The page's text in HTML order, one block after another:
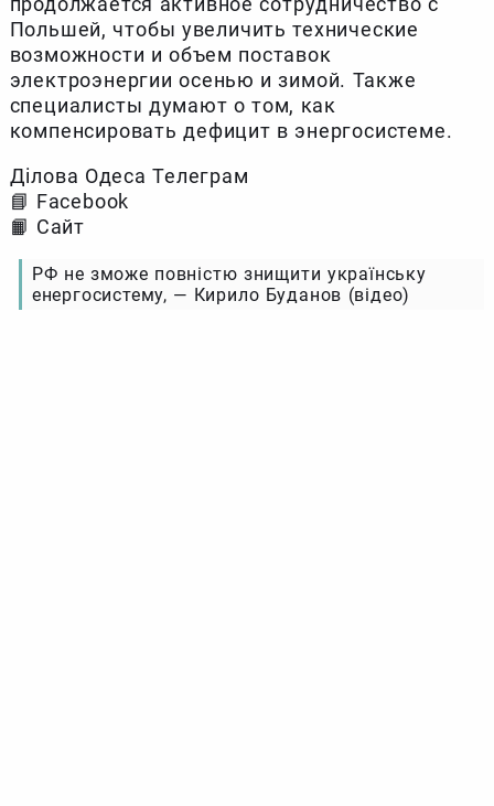
Польшей, чтобы увеличить технические
возможности и объем поставок
электроэнергии осенью и зимой. Также
специалисты думают о том, как
компенсировать дефицит в энергосистеме.
Ділова Одеса Телеграм
📘 Facebook
📙 Сайт
РФ не зможе повністю знищити українську
енергосистему, — Кирило Буданов (відео)